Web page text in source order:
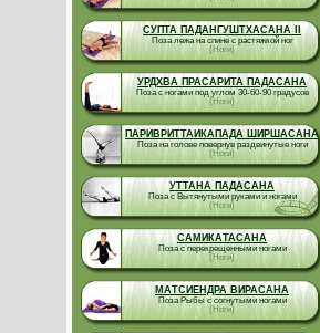
СУПТА ПАДАНГУШТХАСАНА II
Поза лежа на спине с растяжкой ног
(Ноги)
УРДХВА ПРАСАРИТА ПАДАСАНА
Поза с ногами под углом 30-60-90 градусов
(Ноги)
ПАРИВРИТТАИКАПАДА ШИРШАСАНА
Поза на голове повернув раздвинутые ноги
(Ноги)
УТТАНА ПАДАСАНА
Поза с Вытянутыми руками и ногами
(Ноги)
САМИКАТАСАНА
Поза с перекрещенными ногами
(Ноги)
МАТСИЕНДРА ВИРАСАНА
Поза Рыбы с согнутыми ногами
(Ноги)